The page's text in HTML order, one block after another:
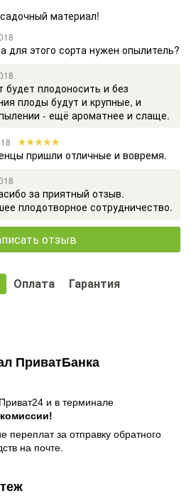
материал!
для этого сорта нужен опылитель?
плодоносить и без
плоды будут и крупные, и
- ещё ароматнее и слаще.
пришли отличные и вовремя.
за приятный отзыв.
плодотворное сотрудничество.
отзыв
Оплата Гарантия
ПриватБанка
и в терминале
переплат за отправку обратного
на почте.